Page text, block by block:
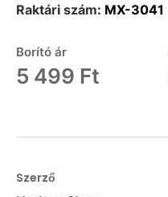
Raktári szám: MX-3041
Borító ár
5 499 Ft
Szerző